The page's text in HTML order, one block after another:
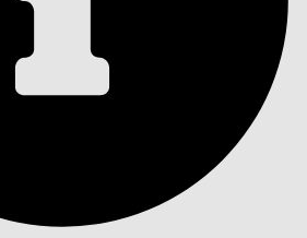
Rechercher